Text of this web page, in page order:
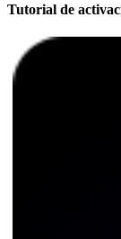
Tutorial de